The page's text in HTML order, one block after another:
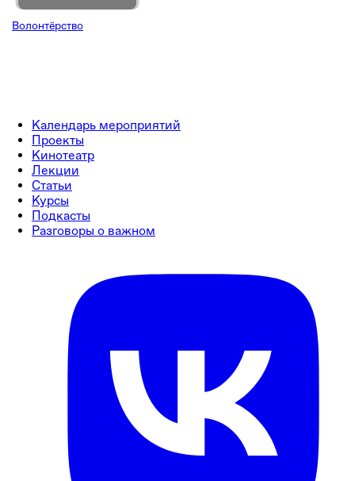
Волонтёрство
Календарь мероприятий
Проекты
Кинотеатр
Лекции
Статьи
Курсы
Подкасты
Разговоры о важном